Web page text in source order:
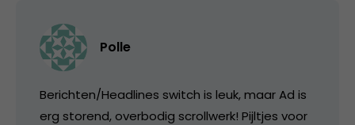
Polle
Berichten/Headlines switch is leuk, maar Ad is
erg storend, overbodig scrollwerk! Pijltjes voor